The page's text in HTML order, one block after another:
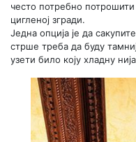
често потребно
цигленој згради.
Једна опција је да
стрше треба да буду
узети било коју хладну